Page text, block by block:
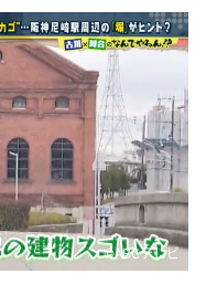
©️ABCテレビ